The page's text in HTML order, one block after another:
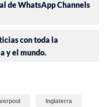
de WhatsApp Channels
con toda la
y el mundo.
Inglaterra